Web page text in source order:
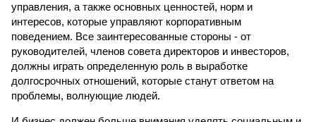
управления, а также основных ценностей, норм и
интересов, которые управляют корпоративным
поведением. Все заинтересованные стороны - от
руководителей, членов совета директоров и инвесторов,
должны играть определенную роль в выработке
долгосрочных отношений, которые станут ответом на
проблемы, волнующие людей.